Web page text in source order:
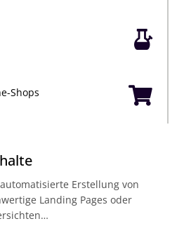


Shops
Erstellung von
Landing Pages oder